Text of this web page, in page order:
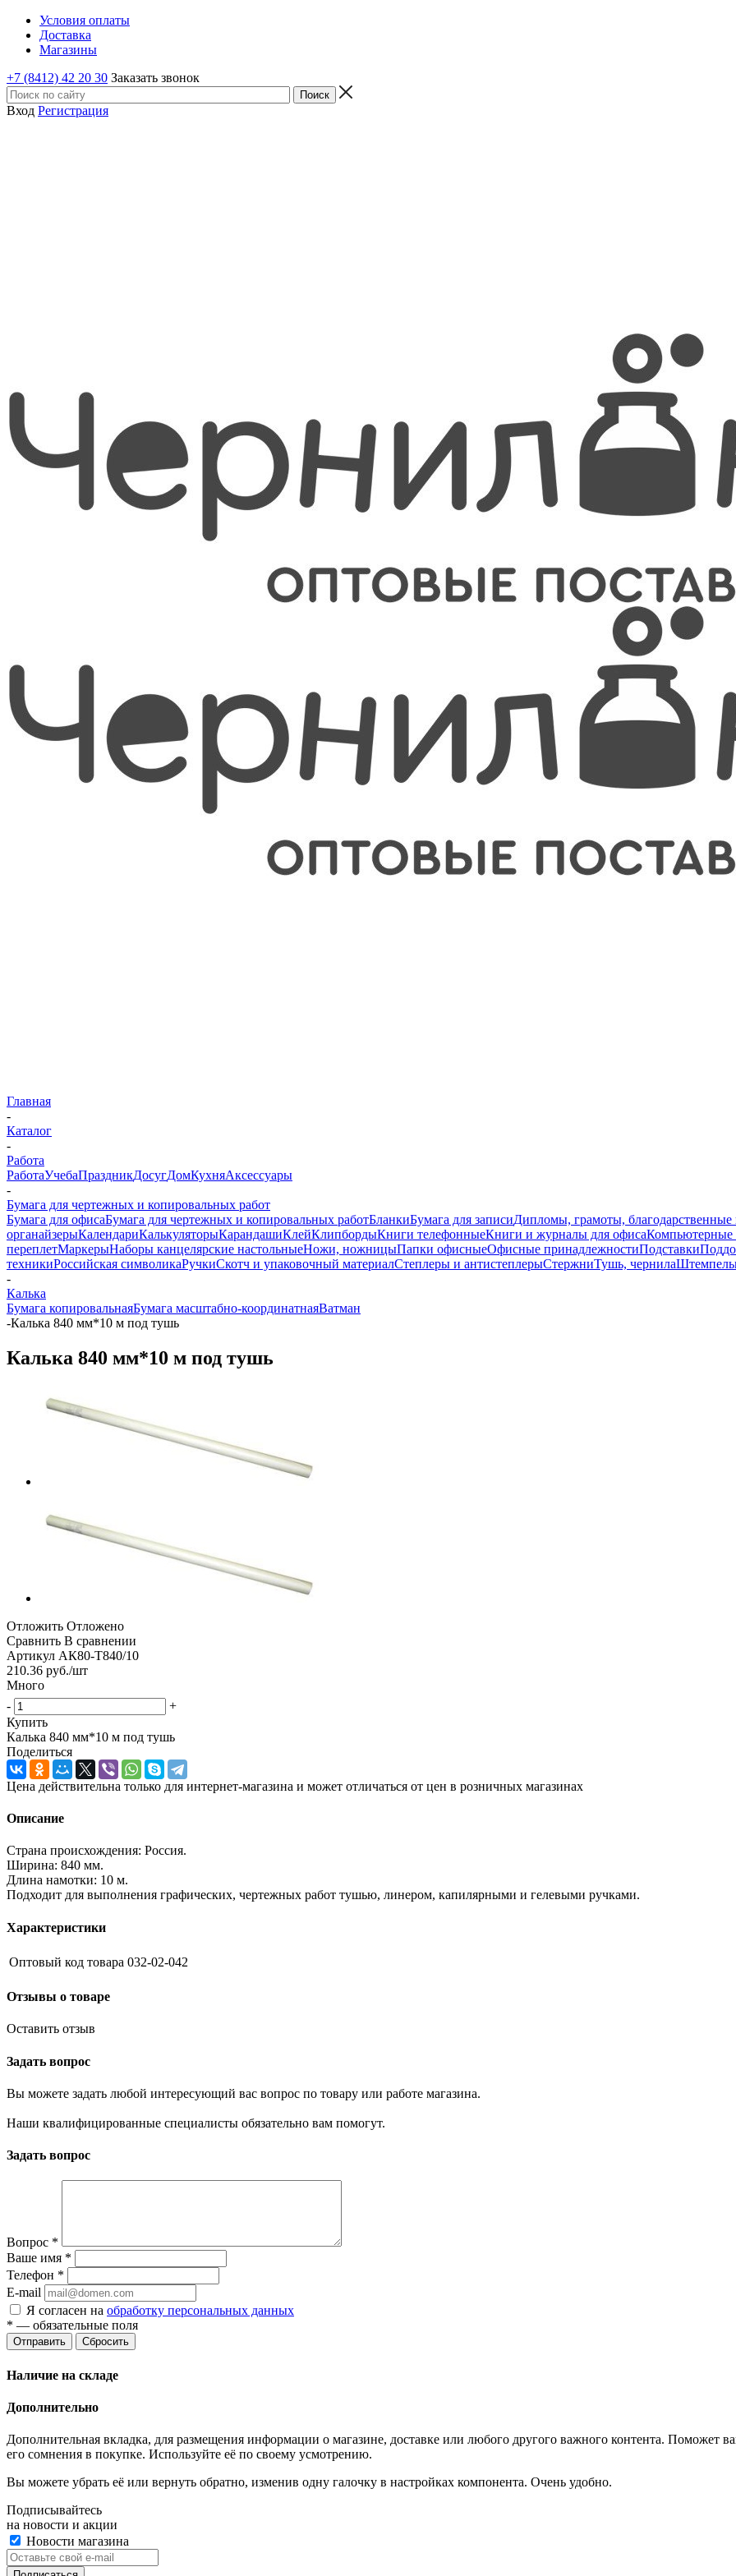
Условия оплаты
Доставка
Магазины
+7 (8412) 42 20 30 Заказать звонок
Вход Регистрация
Главная
-
Каталог
-
Работа
РаботаУчебаПраздникДосугДомКухняАксессуары
-
Бумага для чертежных и копировальных работ
Бумага для офисаБумага для чертежных и копировальных работБланкиБумага для записиДипломы, грамоты, благодарственные
органайзерыКалендариКалькуляторыКарандашиКлейКлипбордыКниги телефонныеКниги и журналы для офисаКомпьютерные
переплетМаркерыНаборы канцелярские настольныеНожи, ножницыПапки офисныеОфисные принадлежностиПодставки
техникиРоссийская символикаРучкиСкотч и упаковочный материалСтеплеры и антистеплерыСтержниТушь, чернила
-
Калька
Бумага копировальнаяБумага масштабно-координатнаяВатман
-Калька 840 мм*10 м под тушь
Калька 840 мм*10 м под тушь
Отложить Отложено
Сравнить В сравнении
Артикул АК80-Т840/10
210.36 руб./шт
Много
-
+
Купить
Калька 840 мм*10 м под тушь
Поделиться
Цена действительна только для интернет-магазина и может отличаться от цен в розничных магазинах
Описание
Страна происхождения: Россия.
Ширина: 840 мм.
Длина намотки: 10 м.
Подходит для выполнения графических, чертежных работ тушью, линером, капилярными и гелевыми ручками.
Характеристики
Оптовый код товара 032-02-042
Отзывы о товаре
Оставить отзыв
Задать вопрос
Вы можете задать любой интересующий вас вопрос по товару или работе магазина.
Наши квалифицированные специалисты обязательно вам помогут.
Задать вопрос
Вопрос *
Ваше имя *
Телефон *
E-mail
Я согласен на обработку персональных данных
* — обязательные поля
Отправить Сбросить
Наличие на складе
Дополнительно
Дополнительная вкладка, для размещения информации о магазине, доставке или любого другого важного контента. Поможет
его сомнения в покупке. Используйте её по своему усмотрению.
Вы можете убрать её или вернуть обратно, изменив одну галочку в настройках компонента. Очень удобно.
Подписывайтесь
на новости и акции
Новости магазина